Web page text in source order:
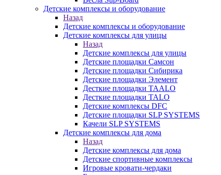
Детские комплексы и оборудование
Назад
Детские комплексы и оборудование
Детские комплексы для улицы
Назад
Детские комплексы для улицы
Детские площадки Самсон
Детские площадки Сибирика
Детские площадки Элемент
Десткие площадки TAALO
Десткие площадки TALO
Детские комплексы DFC
Детские площадки SLP SYSTEMS
Качели SLP SYSTEMS
Детские комплексы для дома
Назад
Детские комплексы для дома
Детские спортивные комплексы
Игровые кровати-чердаки